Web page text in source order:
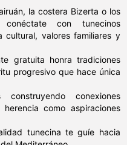
la costera Bizerta o los
con tunecinos
cultural, valores familiares y
gratuita honra tradiciones
progresivo que hace única
conexiones
como aspiraciones
tunecina te guíe hacia